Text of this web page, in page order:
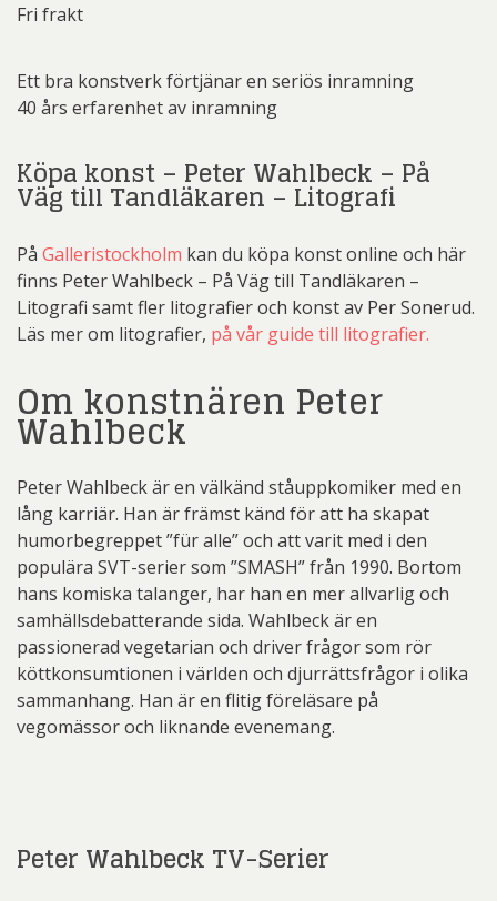
Fri frakt
Ett bra konstverk förtjänar en seriös inramning
40 års erfarenhet av inramning
Köpa konst – Peter Wahlbeck – På
Väg till Tandläkaren – Litografi
På Galleristockholm kan du köpa konst online och här
finns Peter Wahlbeck – På Väg till Tandläkaren –
Litografi samt fler litografier och konst av Per Sonerud.
Läs mer om litografier, på vår guide till litografier.
Om konstnären Peter
Wahlbeck
Peter Wahlbeck är en välkänd ståuppkomiker med en
lång karriär. Han är främst känd för att ha skapat
humorbegreppet ”für alle” och att varit med i den
populära SVT-serier som ”SMASH” från 1990. Bortom
hans komiska talanger, har han en mer allvarlig och
samhällsdebatterande sida. Wahlbeck är en
passionerad vegetarian och driver frågor som rör
köttkonsumtionen i världen och djurrättsfrågor i olika
sammanhang. Han är en flitig föreläsare på
vegomässor och liknande evenemang.
Peter Wahlbeck TV-Serier